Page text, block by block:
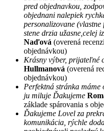
pred objednavkou,
objednani nalepiek
personalizovane
stene drzia užasne,celej
Naďová (overená
objednávkou)
Krásny výber, prijateľné
Hullmanová (overená
objednávkou)
Perfektná stránka
ju miluje Ďakujeme
základe spárovania s
Ďakujeme Lovel za
komunikácia, rýchle